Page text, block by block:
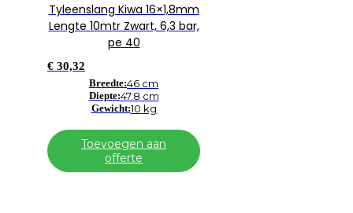
Tyleenslang Kiwa 16×1,8mm
Lengte 10mtr Zwart, 6,3 bar,
pe 40
€ 30,32
Breedte:46 cm
Diepte:47.8 cm
Gewicht:10 kg
Toevoegen aan
offerte